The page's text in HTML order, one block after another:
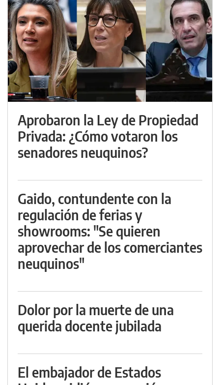
Aprobaron la Ley de Propiedad
Privada: ¿Cómo votaron los
senadores neuquinos?
Gaido, contundente con la
regulación de ferias y
showrooms: "Se quieren
aprovechar de los comerciantes
neuquinos"
Dolor por la muerte de una
querida docente jubilada
El embajador de Estados